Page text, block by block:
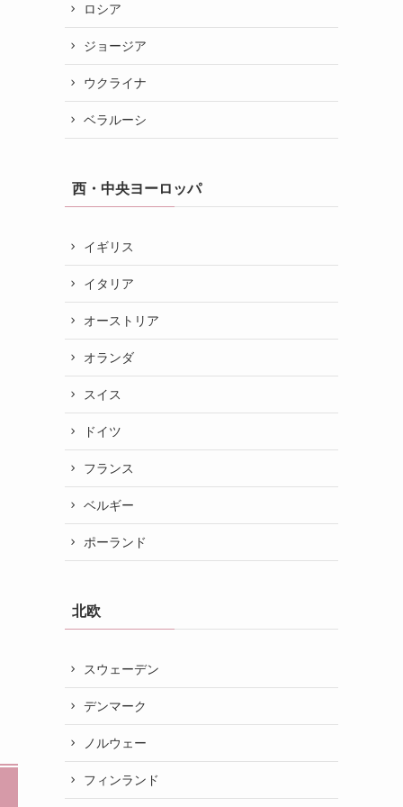
ロシア
ジョージア
ウクライナ
ベラルーシ
西・中央ヨーロッパ
イギリス
イタリア
オーストリア
オランダ
スイス
ドイツ
フランス
ベルギー
ポーランド
北欧
スウェーデン
デンマーク
ノルウェー
フィンランド